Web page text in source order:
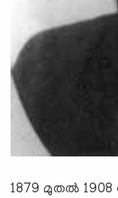
1879 മുതല്‍